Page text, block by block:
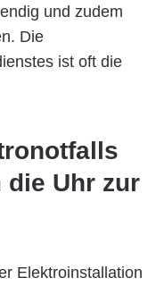
und zudem
Die
ist oft die
die Uhr zur
Elektroinstallation